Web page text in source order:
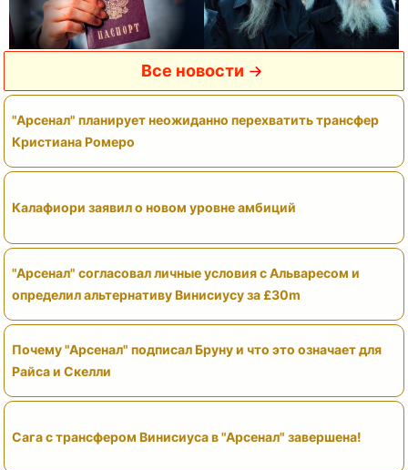
Все новости
"Арсенал" планирует неожиданно перехватить трансфер
Кристиана Ромеро
Калафиори заявил о новом уровне амбиций
"Арсенал" согласовал личные условия с Альваресом и
определил альтернативу Винисиусу за £30m
Почему "Арсенал" подписал Бруну и что это означает для
Райса и Скелли
Сага с трансфером Винисиуса в "Арсенал" завершена!